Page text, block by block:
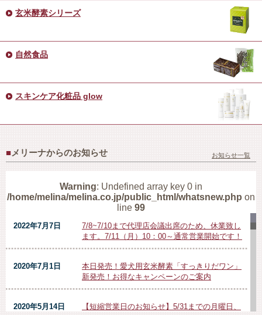
玄米酵素シリーズ
自然食品
スキンケア化粧品 glow
■メリーナからのお知らせ お知らせ一覧